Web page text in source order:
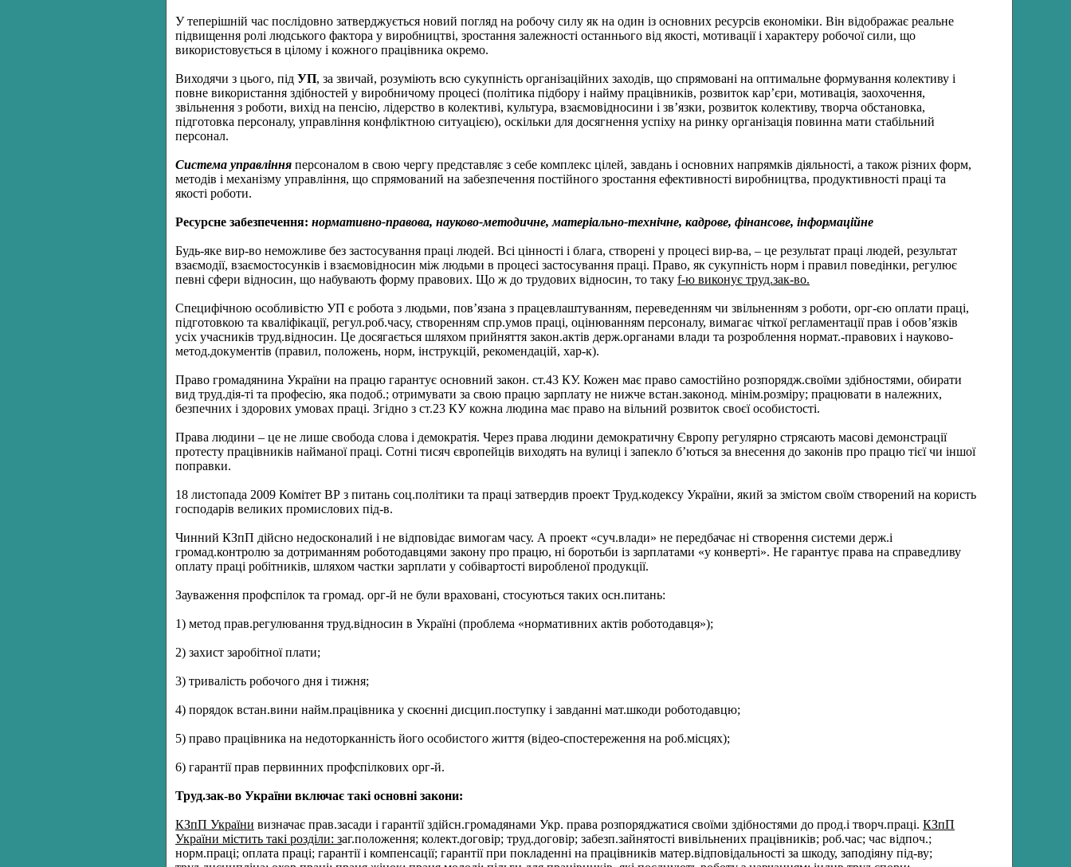
У теперішній час послідовно затверджується новий погляд на робочу силу як на один із основних ресурсів економіки. Він відображає реальне
підвищення ролі людського фактора у виробництві, зростання залежності останнього від якості, мотивації і характеру робочої сили, що
використовується в цілому і кожного працівника окремо.
Виходячи з цього, під УП, за звичай, розуміють всю сукупність організаційних заходів, що спрямовані на оптимальне формування колективу і
повне використання здібностей у виробничому процесі (політика підбору і найму працівників, розвиток кар’єри, мотивація, заохочення,
звільнення з роботи, вихід на пенсію, лідерство в колективі, культура, взаємовідносини і зв’язки, розвиток колективу, творча обстановка,
підготовка персоналу, управління конфліктною ситуацією), оскільки для досягнення успіху на ринку організація повинна мати стабільний
персонал.
Система управління персоналом в свою чергу представляє з себе комплекс цілей, завдань і основних напрямків діяльності, а також різних форм,
методів і механізму управління, що спрямований на забезпечення постійного зростання ефективності виробництва, продуктивності праці та
якості роботи.
Ресурсне забезпечення: нормативно-правова, науково-методичне, матеріально-технічне, кадрове, фінансове, інформаційне
Будь-яке вир-во неможливе без застосування праці людей. Всі цінності і блага, створені у процесі вир-ва, – це результат праці людей, результат
взаємодії, взаємостосунків і взаємовідносин між людьми в процесі застосування праці. Право, як сукупність норм і правил поведінки, регулює
певні сфери відносин, що набувають форму правових. Що ж до трудових відносин, то таку f-ю виконує труд.зак-во.
Специфічною особливістю УП є робота з людьми, пов’язана з працевлаштуванням, переведенням чи звільненням з роботи, орг-єю оплати праці,
підготовкою та кваліфікації, регул.роб.часу, створенням спр.умов праці, оцінюванням персоналу, вимагає чіткої регламентації прав і обов’язків
усіх учасників труд.відносин. Це досягається шляхом прийняття закон.актів держ.органами влади та розроблення нормат.-правових і науково-
метод.документів (правил, положень, норм, інструкцій, рекомендацій, хар-к).
Право громадянина України на працю гарантує основний закон. ст.43 КУ. Кожен має право самостійно розпорядж.своїми здібностями, обирати
вид труд.дія-ті та професію, яка подоб.; отримувати за свою працю зарплату не нижче встан.законод. мінім.розміру; працювати в належних,
безпечних і здорових умовах праці. Згідно з ст.23 КУ кожна людина має право на вільний розвиток своєї особистості.
Права людини – це не лише свобода слова і демократія. Через права людини демократичну Європу регулярно стрясають масові демонстрації
протесту працівників найманої праці. Сотні тисяч європейців виходять на вулиці і запекло б’ються за внесення до законів про працю тієї чи іншої
поправки.
18 листопада 2009 Комітет ВР з питань соц.політики та праці затвердив проект Труд.кодексу України, який за змістом своїм створений на користь
господарів великих промислових під-в.
Чинний КЗпП дійсно недосконалий і не відповідає вимогам часу. А проект «суч.влади» не передбачає ні створення системи держ.і
громад.контролю за дотриманням роботодавцями закону про працю, ні боротьби із зарплатами «у конверті». Не гарантує права на справедливу
оплату праці робітників, шляхом частки зарплати у собівартості виробленої продукції.
Зауваження профспілок та громад. орг-й не були враховані, стосуються таких осн.питань:
1) метод прав.регулювання труд.відносин в Україні (проблема «нормативних актів роботодавця»);
2) захист заробітної плати;
3) тривалість робочого дня і тижня;
4) порядок встан.вини найм.працівника у скоєнні дисцип.поступку і завданні мат.шкоди роботодавцю;
5) право працівника на недоторканність його особистого життя (відео-спостереження на роб.місцях);
6) гарантії прав первинних профспілкових орг-й.
Труд.зак-во України включає такі основні закони:
КЗпП України визначає прав.засади і гарантії здійсн.громадянами Укр. права розпоряджатися своїми здібностями до прод.і творч.праці. КЗпП
України містить такі розділи: заг.положення; колект.договір; труд.договір; забезп.зайнятості вивільнених працівників; роб.час; час відпоч.;
норм.праці; оплата праці; гарантії і компенсації; гарантії при покладенні на працівників матер.відповідальності за шкоду, заподіяну під-ву;